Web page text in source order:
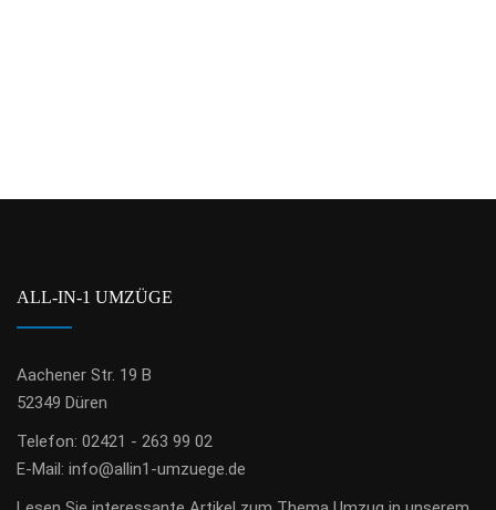
ALL-IN-1 UMZÜGE
Aachener Str. 19 B
52349 Düren
Telefon: 02421 - 263 99 02
E-Mail: info@allin1-umzuege.de